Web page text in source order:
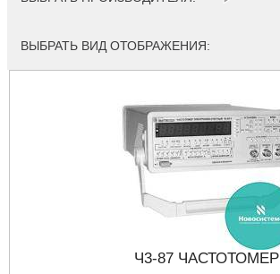
ВЫБРАТЬ ВИД ОТОБРАЖЕНИЯ:
Ч3-87 ЧАСТОТОМЕР